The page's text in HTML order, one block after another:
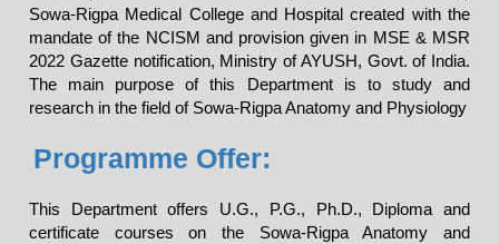
Sowa-Rigpa Medical College and Hospital created with the
mandate of the NCISM and provision given in MSE & MSR
2022 Gazette notification, Ministry of AYUSH, Govt. of India.
The main purpose of this Department is to study and
research in the field of Sowa-Rigpa Anatomy and Physiology
Programme Offer:
This Department offers U.G., P.G., Ph.D., Diploma and
certificate courses on the Sowa-Rigpa Anatomy and